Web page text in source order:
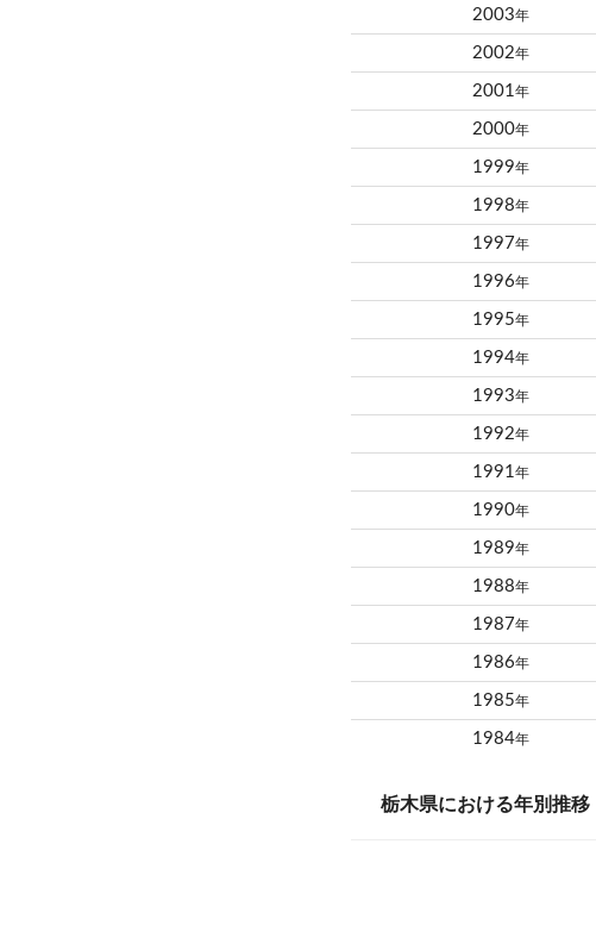
2003年
2002年
2001年
2000年
1999年
1998年
1997年
1996年
1995年
1994年
1993年
1992年
1991年
1990年
1989年
1988年
1987年
1986年
1985年
1984年
栃木県における年別推移